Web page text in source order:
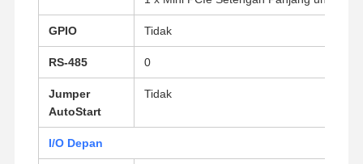
GPIO Tidak
RS-485 0
Jumper
AutoStart
Tidak
I/O Depan